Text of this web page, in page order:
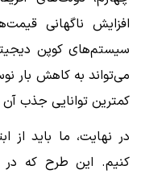
افزایش ناگهانی
سیستم‌های کوپن
می‌تواند به کاهش بار
کمترین توانایی جذب آن
در نهایت، ما باید از
کنیم. این طرح که